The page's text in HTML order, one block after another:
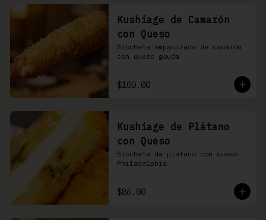
Kushiage de Camarón
con Queso
Brocheta empanizada de camarón
con queso gouda
$100.00
Kushiage de Plátano
con Queso
Brocheta de plátano con queso
Philadelphia
$86.00